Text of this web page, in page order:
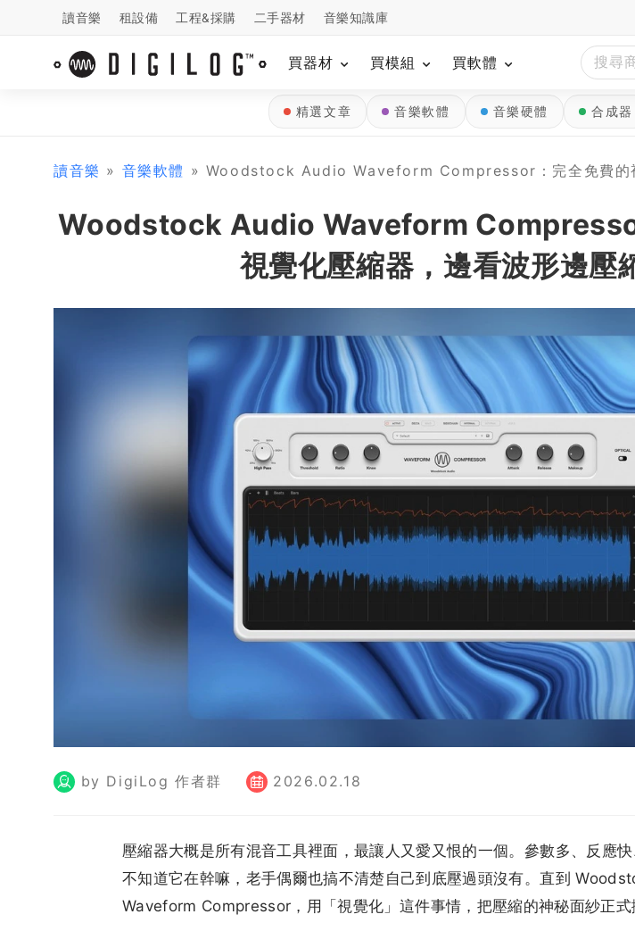
讀音樂 租設備 工程&採購 二手器材 音樂知識庫
買器材 買模組 買軟體
精選文章 音樂軟體 音樂硬體 合成器
讀音樂 » 音樂軟體 » Woodstock Audio Waveform Compressor：完全免費的
Woodstock Audio Waveform
視覺化壓縮器，邊看波形邊壓
by DigiLog 作者群 2026.02.18
壓縮器大概是所有混音工具裡面，最讓人又愛又恨的一個。參數多、反應
不知道它在幹嘛，老手偶爾也搞不清楚自己到底壓過頭沒有。直到
Waveform Compressor，用「視覺化」這件事情，把壓縮的神秘面紗正式